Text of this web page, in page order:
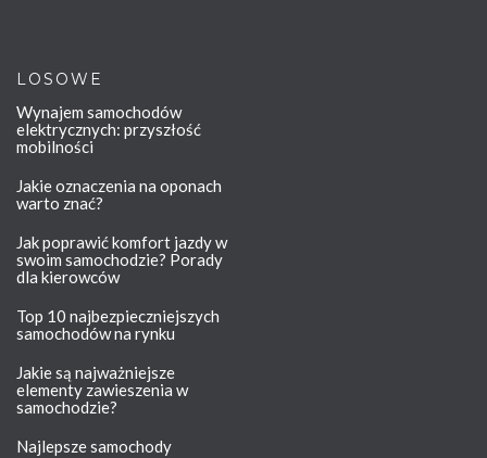
LOSOWE
Wynajem samochodów
elektrycznych: przyszłość
mobilności
Jakie oznaczenia na oponach
warto znać?
Jak poprawić komfort jazdy w
swoim samochodzie? Porady
dla kierowców
Top 10 najbezpieczniejszych
samochodów na rynku
Jakie są najważniejsze
elementy zawieszenia w
samochodzie?
Najlepsze samochody